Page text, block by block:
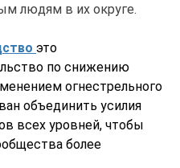
людям в их округе.
это
по снижению
огнестрельного
объединить усилия
всех уровней, чтобы
более